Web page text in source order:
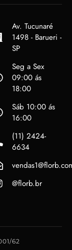
Av. Tucunaré
1498 - Barueri -
SP
Seg a Sex
09:00 ás
18:00
Sáb 10:00 ás
16:00
(11) 2424-
6634
@florb.br
62